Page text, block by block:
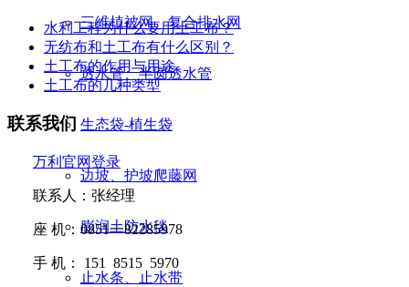
三维植被网、复合排水网
透水管、半圆透水管
生态袋-植生袋
边坡、护坡爬藤网
膨润土防水毯
止水条、止水带
水利工程为什么要用土工布？
无纺布和土工布有什么区别？
土工布的作用与用途
土工布的几种类型
联系我们
万利官网登录
联系人：张经理
座 机： 0851一82285978
手 机： 151 8515 5970